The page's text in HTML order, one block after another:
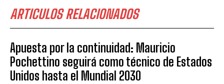
ARTICULOS RELACIONADOS
Apuesta por la continuidad: Mauricio
Pochettino seguirá como técnico de Estados
Unidos hasta el Mundial 2030